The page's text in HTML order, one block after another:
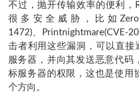
不过，抛开传输效率的便利，
很多安全威胁，比如
1472)、Printnightmare(CVE-
击者利用这些漏洞，可以直接
服务器，并向其发送恶意代码
标服务器的权限，这也是使用
个方向。